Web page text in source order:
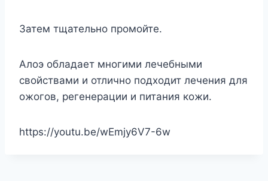
Затем тщательно промойте.
Алоэ обладает многими лечебными
свойствами и отлично подходит лечения для
ожогов, регенерации и питания кожи.
https://youtu.be/wEmjy6V7-6w